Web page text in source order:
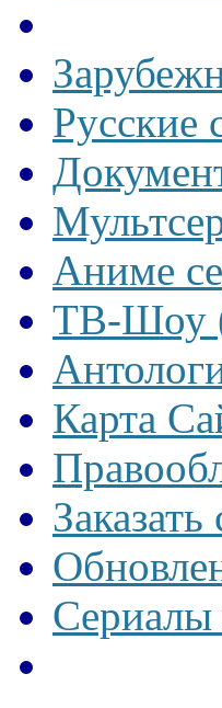
Русские
Аниме
ТВ-Шоу
Карта
Заказать